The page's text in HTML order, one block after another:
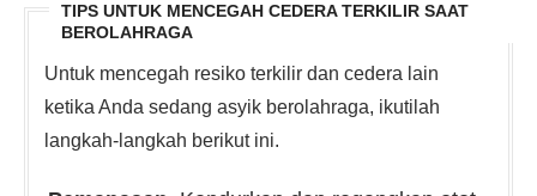
TIPS UNTUK MENCEGAH CEDERA TERKILIR SAAT
BEROLAHRAGA
Untuk mencegah resiko terkilir dan cedera lain
ketika Anda sedang asyik berolahraga, ikutilah
langkah-langkah berikut ini.